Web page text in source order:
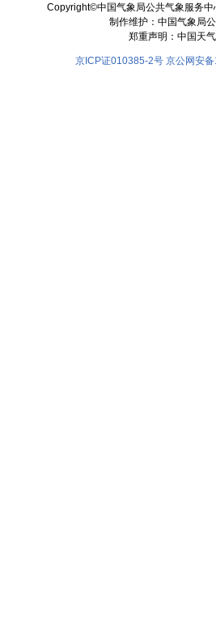
Copyright©中国气象局公共气象服务
制作维护：中国气象局
郑重声明：中国天
京ICP证010385-2号 京公网安